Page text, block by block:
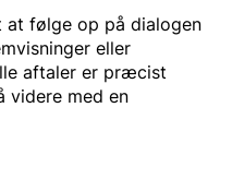
følge op på dialogen
eller
aftaler er præcist
videre med en